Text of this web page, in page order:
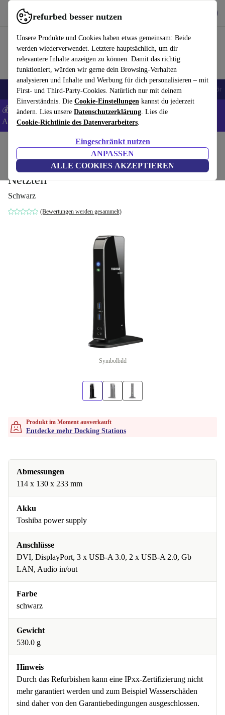
refurbed besser nutzen
Unsere Produkte und Cookies haben etwas gemeinsam: Beide
werden wiederverwendet. Letztere hauptsächlich, um dir
relevantere Inhalte anzeigen zu können. Damit das richtig
funktioniert, würden wir gerne dein Browsing-Verhalten
analysieren und Inhalte und Werbung für dich personalisieren – mit
First- und Third-Party-Cookies. Natürlich nur mit deinem
Einverständnis. Die Cookie-Einstellungen kannst du jederzeit
ändern. Lies unsere Datenschutzerklärung. Lies die
Cookie-Richtlinie des Datenverarbeiters.
Eingeschränkt nutzen
ANPASSEN
ALLE COOKIES AKZEPTIEREN
refurbed schnell und einfach nutzen
🎒 Back to school Handys Laptops Tablets Smartwatches Zubehör
💰 Extra -5% auf Samsung- und Google-Smartphones - Code:
ANDROID5 -AGB
Zubehör Docking Stations
Toshiba DynaDock U3.0 Schwarz +
Netzteil
Schwarz
(Bewertungen werden gesammelt)
Symbolbild
Produkt im Moment ausverkauft
Entdecke mehr Docking Stations
Abmessungen
114 x 130 x 233 mm
Akku
Toshiba power supply
Anschlüsse
DVI, DisplayPort, 3 x USB-A 3.0, 2 x USB-A 2.0, Gb
LAN, Audio in/out
Farbe
schwarz
Gewicht
530.0 g
Hinweis
Durch das Refurbishen kann eine IPxx-Zertifizierung nicht
mehr garantiert werden und zum Beispiel Wasserschäden
sind daher von den Garantiebedingungen ausgeschlossen.